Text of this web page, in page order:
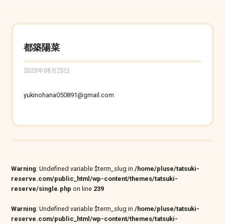
都築陽菜
2020年08月25日
yukinohana050891@gmail.com
Warning: Undefined variable $term_slug in/home/pluse/tatsuki-
reserve.com/public_html/wp-content/themes/tatsuki-
reserve/single.php on line 239
Warning: Undefined variable $term_slug in/home/pluse/tatsuki-
reserve.com/public_html/wp-content/themes/tatsuki-